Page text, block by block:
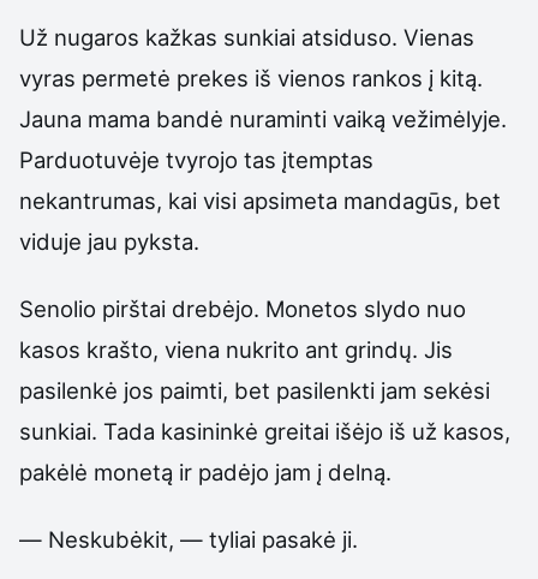
Už nugaros kažkas sunkiai atsiduso. Vienas
vyras permetė prekes iš vienos rankos į kitą.
Jauna mama bandė nuraminti vaiką vežimėlyje.
Parduotuvėje tvyrojo tas įtemptas
nekantrumas, kai visi apsimeta mandagūs, bet
viduje jau pyksta.
Senolio pirštai drebėjo. Monetos slydo nuo
kasos krašto, viena nukrito ant grindų. Jis
pasilenkė jos paimti, bet pasilenkti jam sekėsi
sunkiai. Tada kasininkė greitai išėjo iš už kasos,
pakėlė monetą ir padėjo jam į delną.
— Neskubėkit, — tyliai pasakė ji.